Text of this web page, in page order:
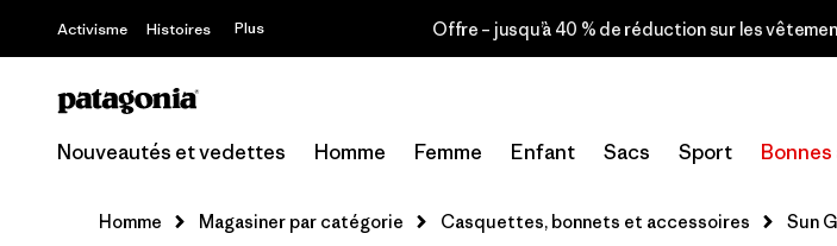
Activisme Histoires Plus Offre – jusqu’à 40 % de réduction sur les
Nouveautés et vedettes Homme Femme Enfant Sacs Sport
Homme Magasiner par catégorie Casquettes, bonnets et accessoires Sun